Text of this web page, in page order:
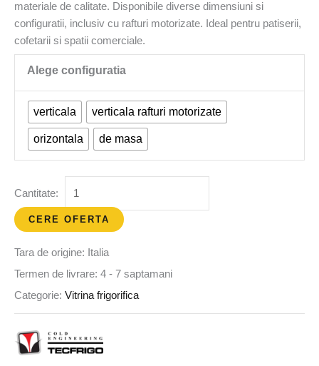
materiale de calitate. Disponibile diverse dimensiuni si
configuratii, inclusiv cu rafturi motorizate. Ideal pentru patiserii,
cofetarii si spatii comerciale.
verticala verticala rafturi motorizate
orizontala de masa
CERE OFERTA
Termen de livrare: 4 - 7 saptamani
Categorie: Vitrina frigorifica
Tara de origine: Italia